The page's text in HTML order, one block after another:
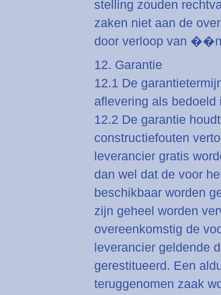
stelling zouden
zaken niet aan de
door verloop van
12. Garantie
12.1 De
aflevering als bedoeld
12.2 De garantie
constructiefouten
leverancier gratis
dan wel dat de voor
beschikbaar worden
zijn geheel worden
overeenkomstig de
leverancier geldende
gerestitueerd. Een
teruggenomen zaak